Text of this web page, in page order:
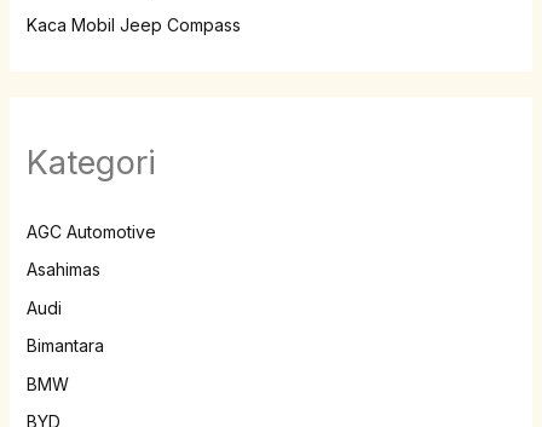
Kaca Mobil Jeep Compass
Kategori
AGC Automotive
Asahimas
Audi
Bimantara
BMW
BYD